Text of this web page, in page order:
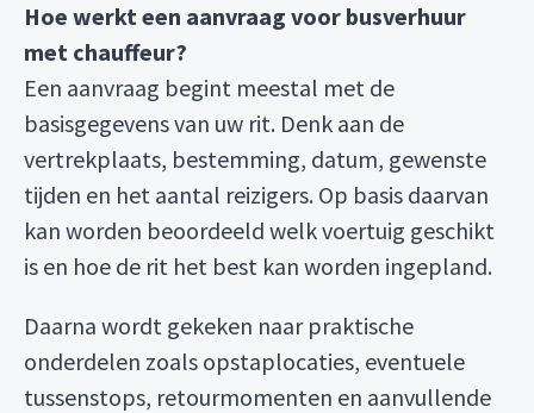
Hoe werkt een aanvraag voor busverhuur
met chauffeur?
Een aanvraag begint meestal met de
basisgegevens van uw rit. Denk aan de
vertrekplaats, bestemming, datum, gewenste
tijden en het aantal reizigers. Op basis daarvan
kan worden beoordeeld welk voertuig geschikt
is en hoe de rit het best kan worden ingepland.
Daarna wordt gekeken naar praktische
onderdelen zoals opstaplocaties, eventuele
tussenstops, retourmomenten en aanvullende